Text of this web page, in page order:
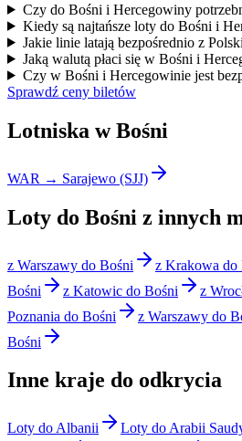
Czy do Bośni i Hercegowiny
Kiedy są najtańsze loty do Bośni i
Jakie linie latają bezpośrednio z
Jaką walutą płaci się w Bośni i
Czy w Bośni i Hercegowinie jest
Sprawdź ceny biletów
Lotniska w Bośni
WAR → Sarajewo (SJJ)
Loty do Bośni z innych
z Warszawy do Bośni z Krakowa do
Bośni
z Katowic do Bośni z
Poznania do Bośni
z Warszawy do
Bośni
Inne kraje do odkrycia
Loty do Albanii Loty do Arabii